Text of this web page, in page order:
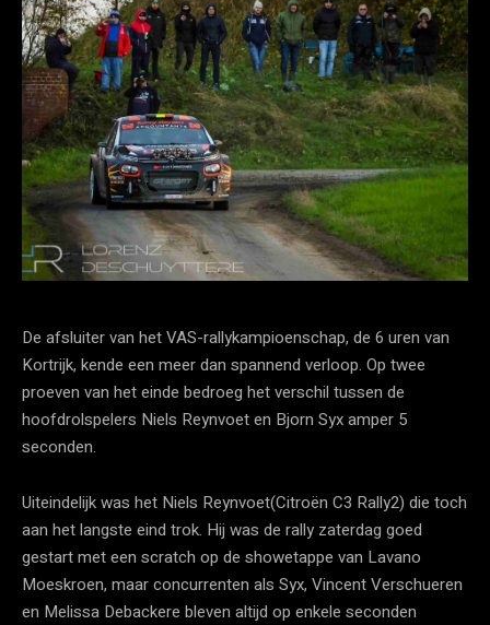
De afsluiter van het VAS-rallykampioenschap, de 6 uren van
Kortrijk, kende een meer dan spannend verloop. Op twee
proeven van het einde bedroeg het verschil tussen de
hoofdrolspelers Niels Reynvoet en Bjorn Syx amper 5
seconden.
Uiteindelijk was het Niels Reynvoet(Citroën C3 Rally2) die toch
aan het langste eind trok. Hij was de rally zaterdag goed
gestart met een scratch op de showetappe van Lavano
Moeskroen, maar concurrenten als Syx, Vincent Verschueren
en Melissa Debackere bleven altijd op enkele seconden